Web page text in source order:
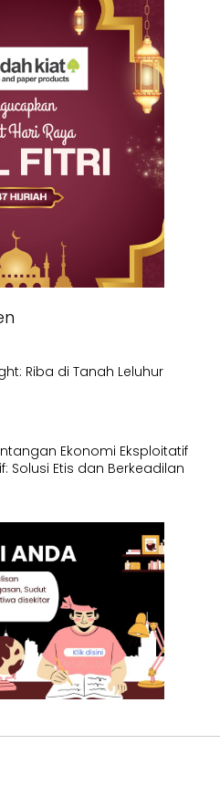
Riba di Tanah Leluhur
Ekonomi Eksploitatif
Solusi Etis dan Berkeadilan